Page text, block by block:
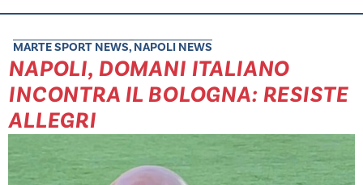
MARTE SPORT NEWS, NAPOLI NEWS
NAPOLI, DOMANI ITALIANO
INCONTRA IL BOLOGNA: RESISTE
ALLEGRI